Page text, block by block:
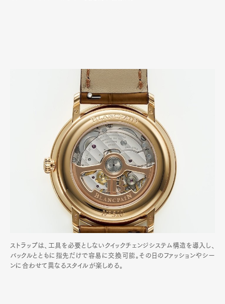
ストラップは、工具を必要としないクイックチェンジシステム構造を導入し、
バックルとともに指先だけで容易に交換可能。その日のファッションやシー
ンに合わせて異なるスタイルが楽しめる。